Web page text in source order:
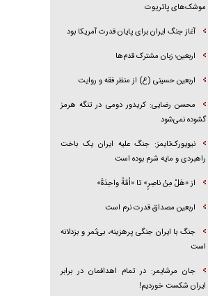
موشک‌های پاتریوت
آغاز جنگ ایران برای پایان قدرت آمریکا بود
اربعین؛ زبان مشترک قدم‌ها
اربعین حسینی (ع) از منظر فقه و روایت
محسن رضایی: کریدور دومی در تنگه هرمز
گشوده نمی‌شود
نیویورک‌تایمز: جنگ علیه ایران یک باخت
راهبردی و مایه شرم بوده است
از «هَلْ مِنْ ناصِرٍ» تا «اُمَّةً واحِدَةً»
اربعین مصداق قدرت نرم است
جنگ با ایران جنگی پرهزینه، بی‌ثمر و بزدلانه
است
جان مرشایمر: در تمام اهدافمان در برابر
ایران شکست خوردیم!